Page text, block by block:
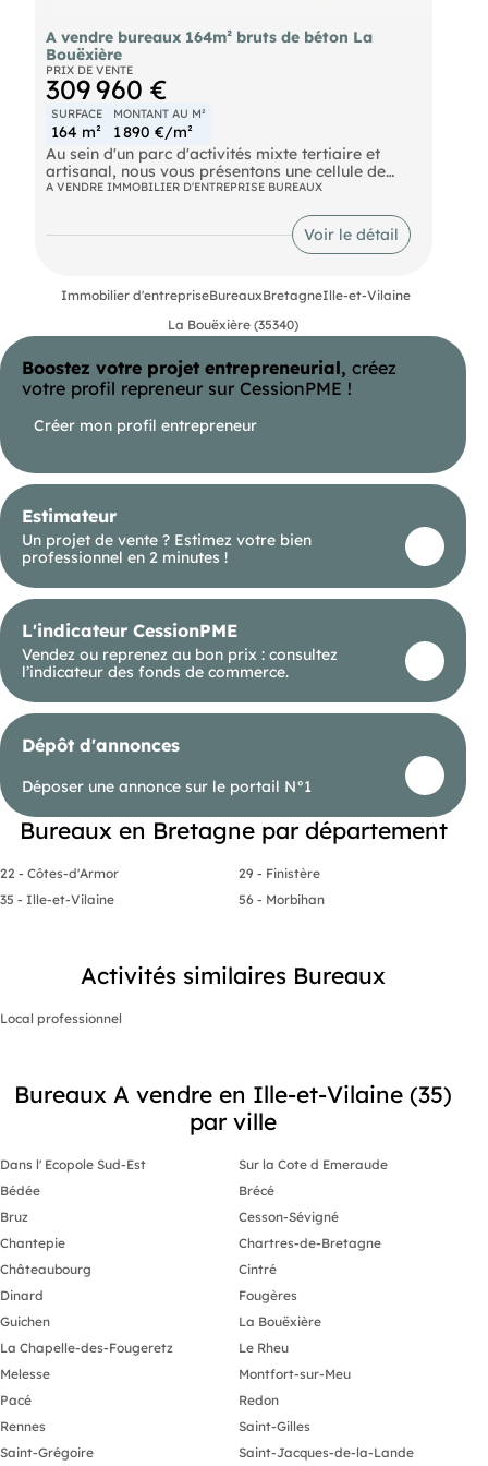
A vendre bureaux 164m² bruts de béton La
Bouëxière
PRIX DE VENTE
309 960 €
SURFACE
164 m²
MONTANT AU M²
1 890 €/m²
Au sein d'un parc d'activités mixte tertiaire et
artisanal, nous vous présentons une cellule de
bureaux d'environ 164 m² ! Les locaux sont livrés
attribués à ce local professionnel. Pleine visibilité
sur axe passant ! Les informations sur les risques
naturels, miniers, ou technologiques, auxquels ces
A VENDRE IMMOBILIER D'ENTREPRISE BUREAUX
Voir le détail
Immobilier d'entrepriseBureauxBretagneIlle-et-Vilaine
La Bouëxière (35340)
Boostez votre projet entrepreneurial, créez
votre profil repreneur sur CessionPME !
Créer mon profil entrepreneur
Estimateur
Un projet de vente ? Estimez votre bien
professionnel en 2 minutes !
L'indicateur CessionPME
Vendez ou reprenez au bon prix : consultez
l’indicateur des fonds de commerce.
Dépôt d'annonces
Déposer une annonce sur le portail N°1
Bureaux en Bretagne par département
22 - Côtes-d'Armor
29 - Finistère
35 - Ille-et-Vilaine
56 - Morbihan
Activités similaires Bureaux
Local professionnel
Bureaux A vendre en Ille-et-Vilaine (35)
par ville
Dans l' Ecopole Sud-Est
Sur la Cote d Emeraude
Bédée
Brécé
Bruz
Cesson-Sévigné
Chantepie
Chartres-de-Bretagne
Châteaubourg
Cintré
Dinard
Fougères
Guichen
La Bouëxière
La Chapelle-des-Fougeretz
Le Rheu
Melesse
Montfort-sur-Meu
Pacé
Redon
Rennes
Saint-Gilles
Saint-Grégoire
Saint-Jacques-de-la-Lande